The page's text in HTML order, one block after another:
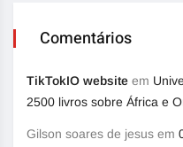
Comentários
TikTokIO website em
2500 livros sobre África e
Gilson soares de jesus em